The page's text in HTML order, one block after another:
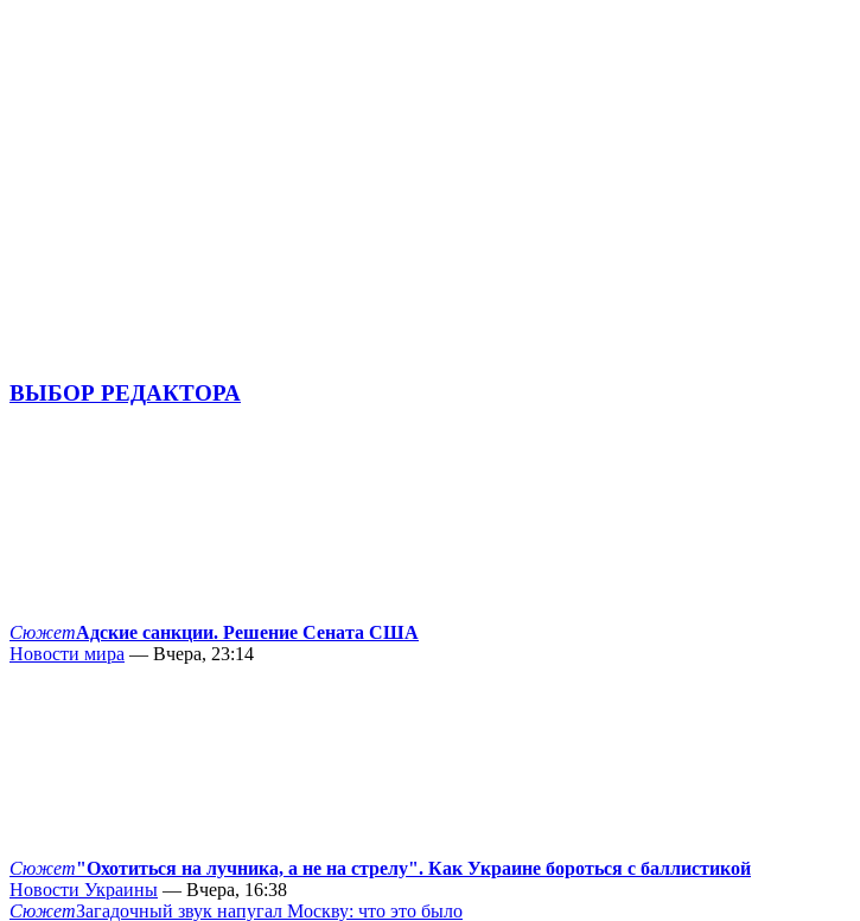
ВЫБОР РЕДАКТОРА
СюжетАдские санкции. Решение Сената США
Новости мира — Вчера, 23:14
Сюжет"Охотиться на лучника, а не на стрелу". Как Украине бороться с баллистикой
Новости Украины — Вчера, 16:38
СюжетЗагадочный звук напугал Москву: что это было